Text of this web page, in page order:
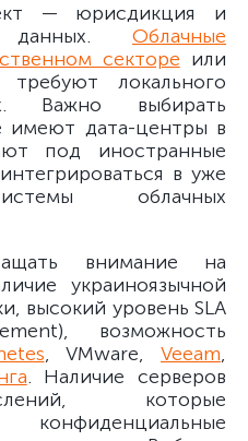
— юрисдикция и
данных. Облачные
секторе или
требуют локального
Важно выбирать
имеют дата-центры в
под иностранные
в уже
облачных
внимание на
украиноязычной
высокий уровень SLA
возможность
, VMware, Veeam,
. Наличие серверов
которые